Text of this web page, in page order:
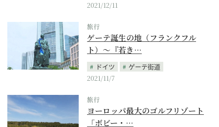
2021/12/11
旅行
ゲーテ誕生の地（フランクフル
ト）～『若き…
ドイツ
ゲーテ街道
2021/11/7
旅行
ヨーロッパ最大のゴルフリゾート
「ボビー・…